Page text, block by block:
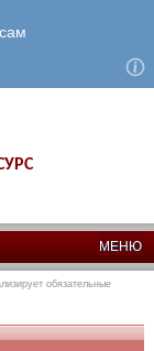
МЕНЮ
обязательные